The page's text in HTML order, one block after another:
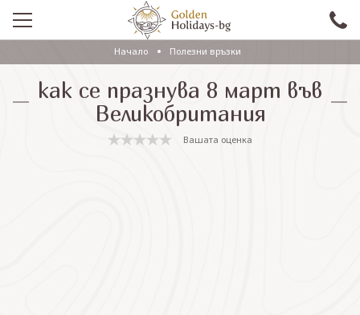
ПРОМО
EКСКУРЗИИ СЪС САМОЛЕТ
ЕКСКУРЗИИ С АВТОБУС
Начало Полезни връзки
как се празнува 8 март във
Великобритания
Вашата оценка